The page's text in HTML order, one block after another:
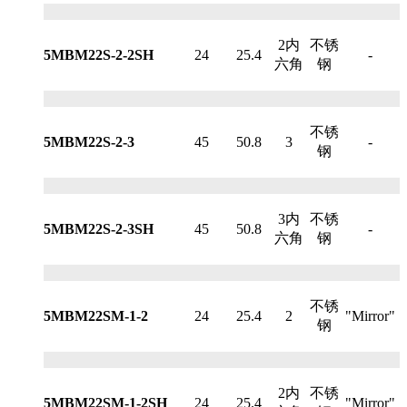
5MBM22S-2-2SH 24 25.4
2内
六角
不锈
钢
-
5MBM22S-2-3 45 50.8 3
不锈
钢
-
5MBM22S-2-3SH 45 50.8
3内
六角
不锈
钢
-
5MBM22SM-1-2 24 25.4 2
不锈
钢
"Mirror"
5MBM22SM-1-2SH 24 25.4
2内
不锈
"Mirror"